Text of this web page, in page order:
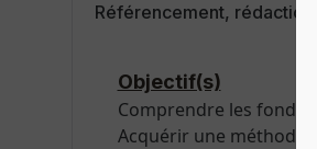
Référencement,
Objectif(s)
Comprendre les
Acquérir une méthode